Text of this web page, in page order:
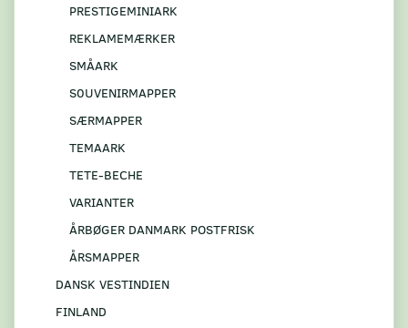
PRESTIGEMINIARK
REKLAMEMÆRKER
SMÅARK
S0UVENIRMAPPER
SÆRMAPPER
TEMAARK
TETE-BECHE
VARIANTER
ÅRBØGER DANMARK POSTFRISK
ÅRSMAPPER
DANSK VESTINDIEN
FINLAND